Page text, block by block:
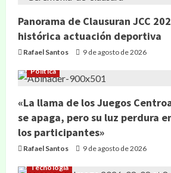
Panorama de Clausuran JCC
histórica actuación deportiva
Rafael Santos 9 de agosto de 2026
Política
«La llama de los Juegos
se apaga, pero su luz perdura
los participantes»
Rafael Santos 9 de agosto de 2026
Tecnología